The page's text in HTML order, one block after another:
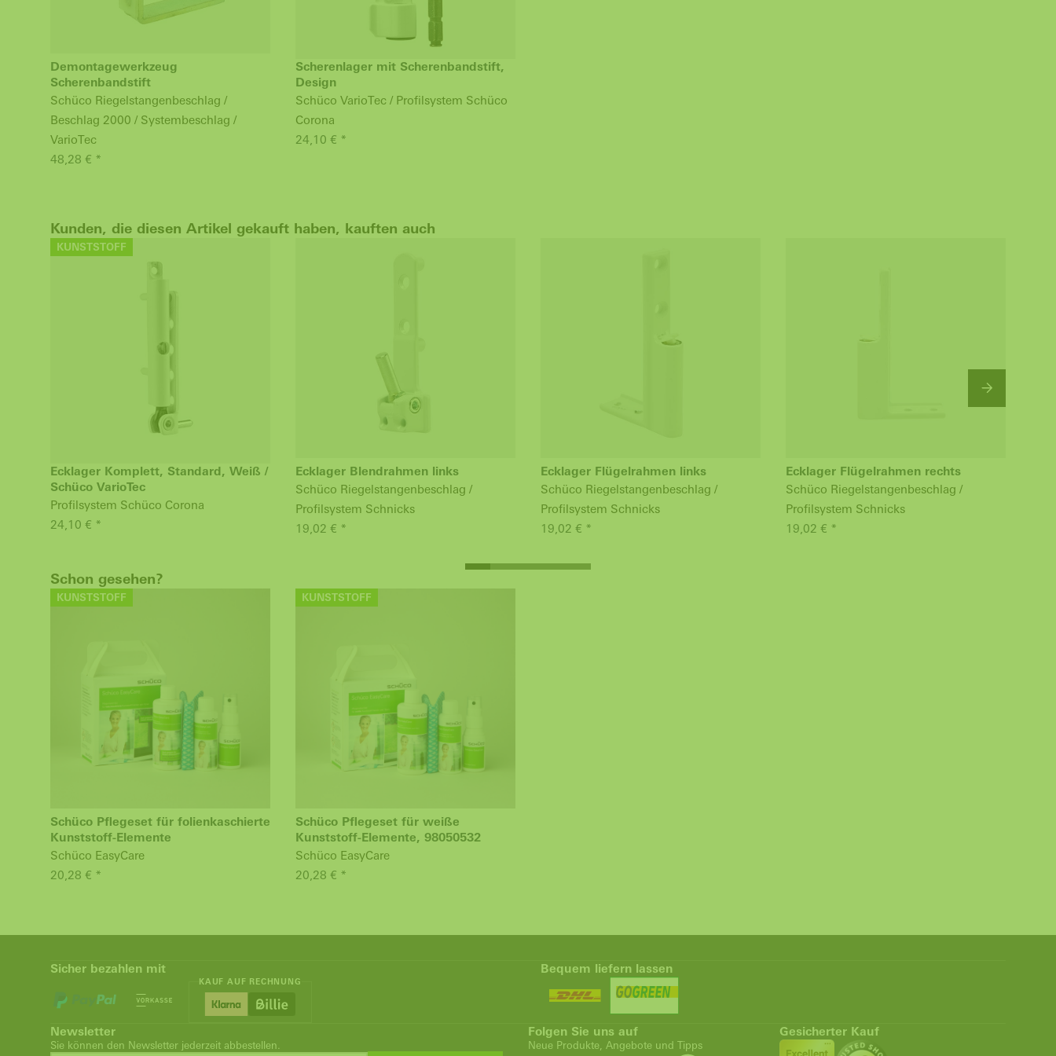
Demontagewerkzeug
Scherenbandstift
Schüco Riegelstangenbeschlag /
Beschlag 2000 / Systembeschlag /
VarioTec
48,28 € *
Scherenlager mit Scherenbandstift,
Design
Schüco VarioTec / Profilsystem Schüco
Corona
24,10 € *
Kunden, die diesen Artikel gekauft haben, kauften auch
KUNSTSTOFF
Ecklager Komplett, Standard, Weiß /
Schüco VarioTec
Profilsystem Schüco Corona
24,10 € *
Ecklager Blendrahmen links
Schüco Riegelstangenbeschlag /
Profilsystem Schnicks
19,02 € *
Ecklager Flügelrahmen links
Schüco Riegelstangenbeschlag /
Profilsystem Schnicks
19,02 € *
Ecklager Flügelrahmen rechts
Schüco Riegelstangenbeschlag /
Profilsystem Schnicks
19,02 € *
Schon gesehen?
KUNSTSTOFF
Schüco Pflegeset für folienkaschierte
Kunststoff-Elemente
Schüco EasyCare
20,28 € *
KUNSTSTOFF
Schüco Pflegeset für weiße
Kunststoff-Elemente, 98050532
Schüco EasyCare
20,28 € *
Sicher bezahlen mit
KAUF AUF RECHNUNG
Bequem liefern lassen
Newsletter
Sie können den Newsletter jederzeit abbestellen.
Folgen Sie uns auf
Neue Produkte, Angebote und Tipps
Gesicherter Kauf